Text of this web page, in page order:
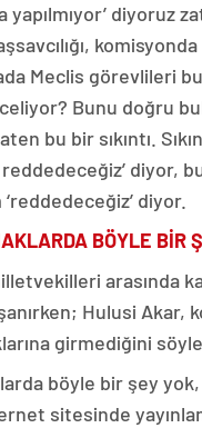
yapılmıyor’ diyoruz
Meclis görevlileri
Bunu doğru
bu bir sıkıntı.
diyor,
‘reddedeceğiz’ diyor.
BÖYLE BİR
arasında
Hulusi Akar,
girmediğini
böyle bir şey
sitesinde